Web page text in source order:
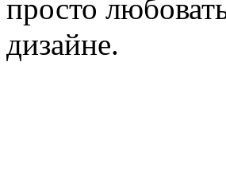
просто
дизайне.